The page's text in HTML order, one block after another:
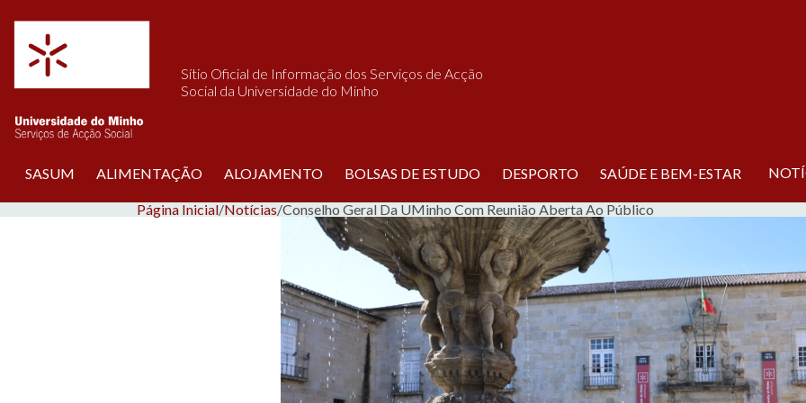
Sítio Oficial de Informação dos Serviços de Acção
Social da Universidade do Minho
SASUM ALIMENTAÇÃO ALOJAMENTO BOLSAS DE ESTUDO DESPORTO SAÚDE E BEM-ESTAR
Página Inicial/Notícias/Conselho Geral Da UMinho Com Reunião Aberta Ao Público